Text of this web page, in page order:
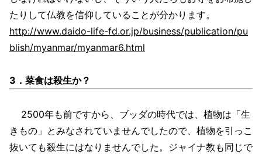
たりして仏教を信仰していることが分かります。
http://www.daido-life-fd.or.jp/business/publication/pu
blish/myanmar/myanmar6.html
3．菜食は殺生か？
2500年も前ですから、ブッダの時代では、植物は「生
きもの」とみなされていませんでしたので、植物を引っこ
抜いても殺生にはなりませんでした。ジャイナ教も同じで